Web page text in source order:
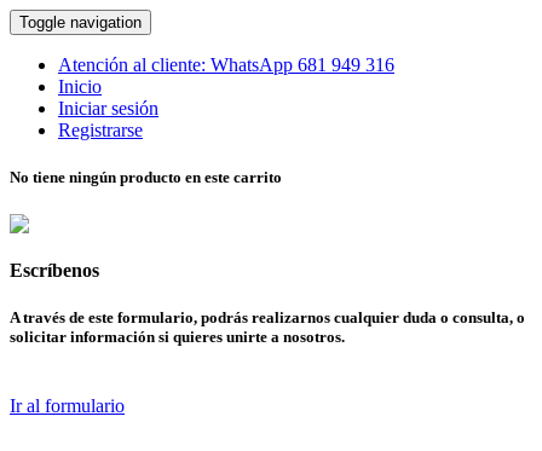
Toggle navigation
Atención al cliente: WhatsApp 681 949 316
Inicio
Iniciar sesión
Registrarse
No tiene ningún producto en este carrito
Escríbenos
A través de este formulario, podrás realizarnos cualquier duda o consulta, o
solicitar información si quieres unirte a nosotros.
Ir al formulario